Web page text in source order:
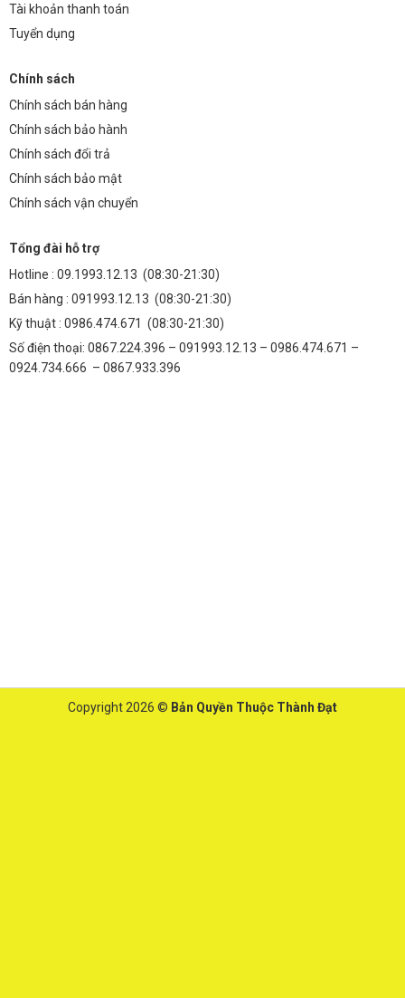
Tài khoản thanh toán
Tuyển dụng
Chính sách
Chính sách bán hàng
Chính sách bảo hành
Chính sách đổi trả
Chính sách bảo mật
Chính sách vận chuyển
Tổng đài hỗ trợ
Hotline : 09.1993.12.13 (08:30-21:30)
Bán hàng : 091993.12.13 (08:30-21:30)
Kỹ thuật : 0986.474.671 (08:30-21:30)
Số điện thoại: 0867.224.396 – 091993.12.13 – 0986.474.671 –
0924.734.666 – 0867.933.396
Copyright 2026 © Bản Quyền Thuộc Thành Đạt